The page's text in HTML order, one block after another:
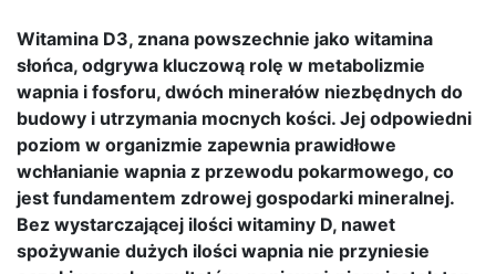
Witamina D3, znana powszechnie jako witamina
słońca, odgrywa kluczową rolę w metabolizmie
wapnia i fosforu, dwóch minerałów niezbędnych do
budowy i utrzymania mocnych kości. Jej odpowiedni
poziom w organizmie zapewnia prawidłowe
wchłanianie wapnia z przewodu pokarmowego, co
jest fundamentem zdrowej gospodarki mineralnej.
Bez wystarczającej ilości witaminy D, nawet
spożywanie dużych ilości wapnia nie przyniesie